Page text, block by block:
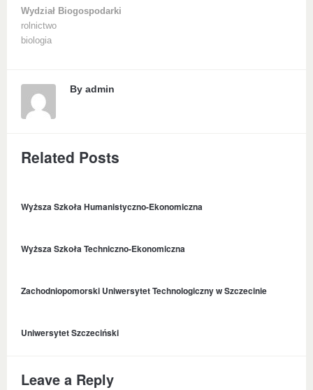
Wydział Biogospodarki
rolnictwo
biologia
By admin
Related Posts
Wyższa Szkoła Humanistyczno-Ekonomiczna
Wyższa Szkoła Techniczno-Ekonomiczna
Zachodniopomorski Uniwersytet Technologiczny w Szczecinie
Uniwersytet Szczeciński
Leave a Reply